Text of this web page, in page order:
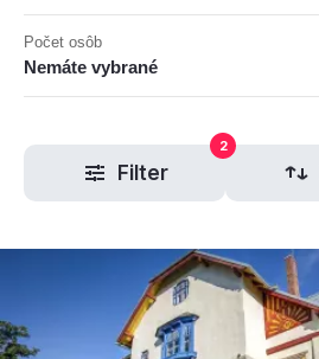
Počet osôb
Nemáte vybrané
Filter
2